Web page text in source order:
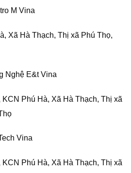
M Vina
Xã Hà Thạch, Thị xã Phú Thọ,
Nghệ E&t Vina
Phú Hà, Xã Hà Thạch, Thị xã
Vina
Phú Hà, Xã Hà Thạch, Thị xã